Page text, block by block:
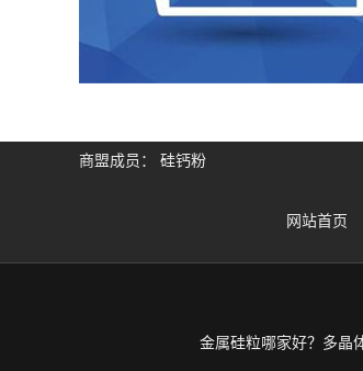
商盟成员： 硅钙粉
网站首页
金属硅粒哪家好？多晶